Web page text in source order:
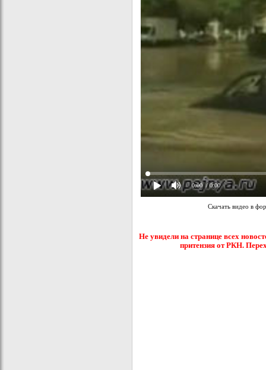
0:00 / 0:00
Скачать видео в
Не увидели на странице всех
притензия от РКН.